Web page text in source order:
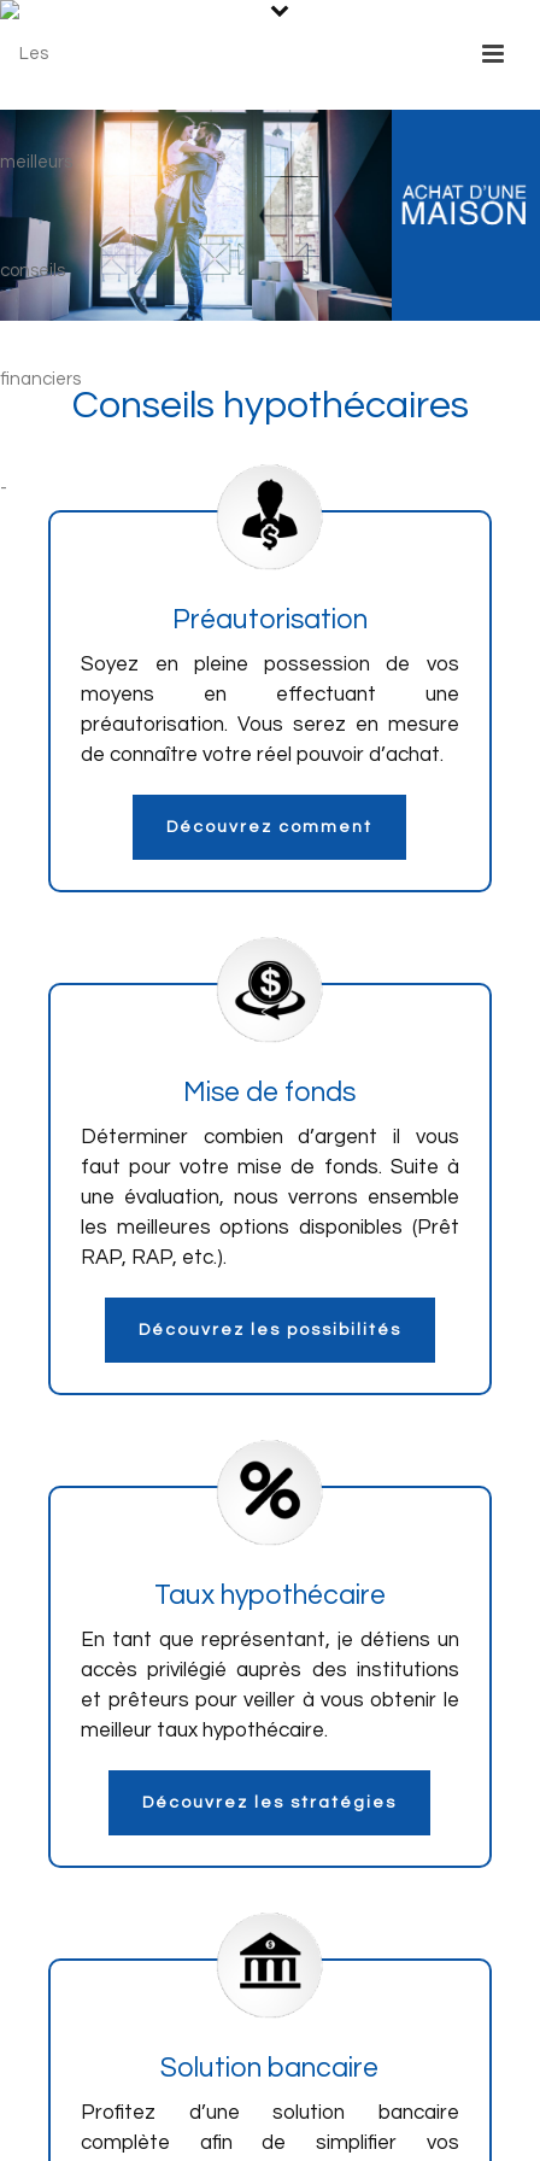
Conseils hypothécaires
Préautorisation
Soyez en pleine possession de vos
moyens en effectuant une
préautorisation. Vous serez en mesure
de connaître votre réel pouvoir d’achat.
Découvrez comment
Mise de fonds
Déterminer combien d’argent il vous
faut pour votre mise de fonds. Suite à
une évaluation, nous verrons ensemble
les meilleures options disponibles (Prêt
RAP, RAP, etc.).
Découvrez les possibilités
Taux hypothécaire
En tant que représentant, je détiens un
accès privilégié auprès des institutions
et prêteurs pour veiller à vous obtenir le
meilleur taux hypothécaire.
Découvrez les stratégies
Solution bancaire
Profitez d’une solution bancaire
complète afin de simplifier vos